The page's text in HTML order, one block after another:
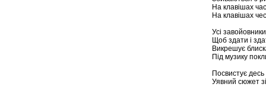
На клавішах
На клавішах
Усі
Щоб здати і
Викрешує
Під музику
Посвистує
Уявний сюжет